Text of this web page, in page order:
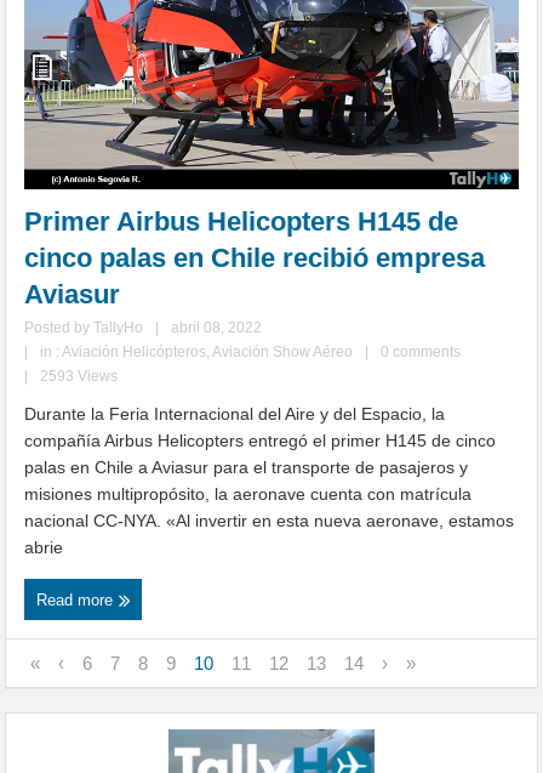
Primer Airbus Helicopters H145 de
cinco palas en Chile recibió empresa
Aviasur
Posted byTallyHo
abril 08, 2022
in :Aviación Helicópteros,Aviación Show Aéreo
0 comments
2593 Views
Durante la Feria Internacional del Aire y del Espacio, la
compañía Airbus Helicopters entregó el primer H145 de cinco
palas en Chile a Aviasur para el transporte de pasajeros y
misiones multipropósito, la aeronave cuenta con matrícula
nacional CC-NYA. «Al invertir en esta nueva aeronave, estamos
abrie
Read more
« ‹ 6 7 8 9 10 11 12 13 14 › »